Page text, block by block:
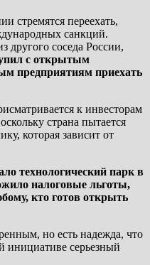
стремятся переехать,
санкций.
другого соседа России,
с открытым
предприятиям приехать
к инвесторам
страна пытается
которая зависит от
технологический парк в
налоговые льготы,
кто готов открыть
но есть надежда, что
инициативе серьезный